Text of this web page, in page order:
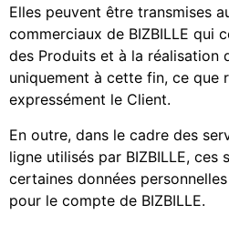
Elles peuvent être transmises
commerciaux de BIZBILLE qui
des Produits et à la réalisation
uniquement à cette fin, ce que
expressément le Client.
En outre, dans le cadre des
ligne utilisés par BIZBILLE, ces
certaines données
pour le compte de BIZBILLE.